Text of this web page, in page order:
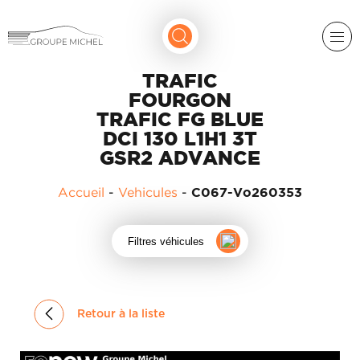
RENAULT
MICHEL
TRAFIC
FOURGON
TRAFIC FG BLUE
DCI 130 L1H1 3T
GSR2 ADVANCE
Accueil - Vehicules - C067-Vo260353
Filtres véhicules
Retour à la liste